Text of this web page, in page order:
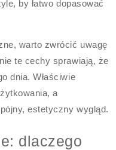
by łatwo dopasować
warto zwrócić uwagę
te cechy sprawiają, że
dnia. Właściwie
a
estetyczny wygląd.
dlaczego